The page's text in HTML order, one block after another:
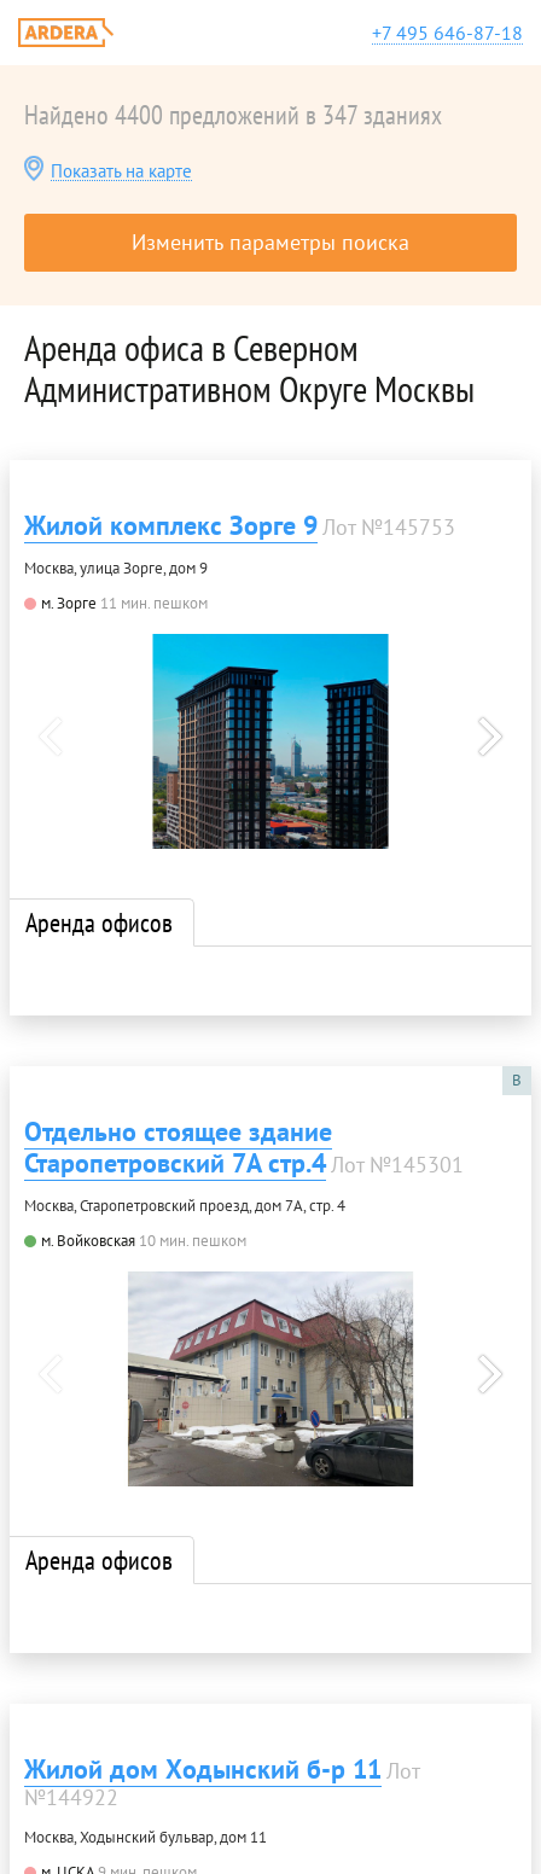
+7 495 646-87-18
Найдено 4400 предложений в 347 зданиях
Показать на карте
Изменить параметры поиска
Аренда офиса в Северном
Административном Округе Москвы
Жилой комплекс Зорге 9Лот №145753
Москва, улица Зорге, дом 9
м. Зорге 11 мин. пешком
Аренда офисов
B
Отдельно стоящее здание
Старопетровский 7А стр.4Лот №145301
Москва, Старопетровский проезд, дом 7А, стр. 4
м. Войковская 10 мин. пешком
Аренда офисов
Жилой дом Ходынский б-р 11 Лот
№144922
Москва, Ходынский бульвар, дом 11